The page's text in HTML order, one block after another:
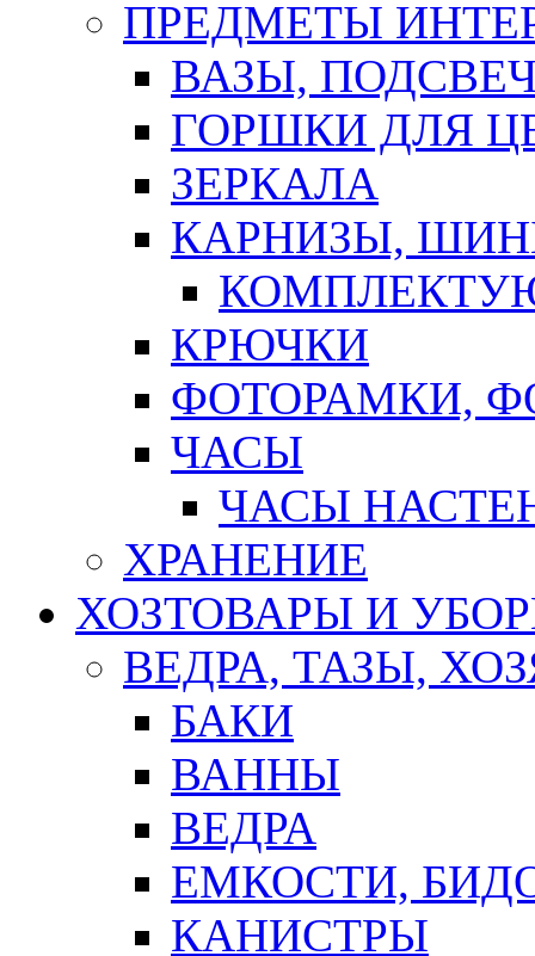
ПРЕДМЕТЫ
ВАЗЫ,
ГОРШКИ ДЛЯ
ЗЕРКАЛА
КАРНИЗЫ,
КРЮЧКИ
ФОТОРАМКИ,
ЧАСЫ
ЧАСЫ
ХРАНЕНИЕ
ХОЗТОВАРЫ И
ВЕДРА, ТАЗЫ,
БАКИ
ВАННЫ
ВЕДРА
ЕМКОСТИ,
КАНИСТРЫ